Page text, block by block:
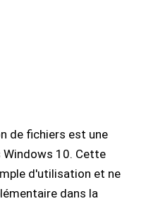
de fichiers est une
10. Cette
d'utilisation et ne
dans la